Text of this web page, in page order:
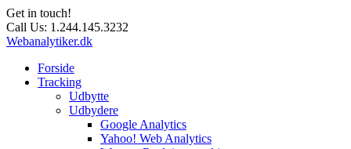
Get in touch!
Call Us: 1.244.145.3232
Webanalytiker.dk
Forside
Tracking
Udbytte
Udbydere
Google Analytics
Yahoo! Web Analytics